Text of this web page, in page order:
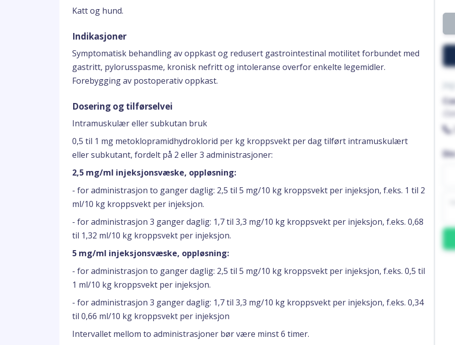
Katt og hund.
Indikasjoner
Symptomatisk behandling av oppkast og redusert gastrointestinal motilitet forbundet med
gastritt, pylorusspasme, kronisk nefritt og intoleranse overfor enkelte legemidler.
Forebygging av postoperativ oppkast.
Dosering og tilførselvei
Intramuskulær eller subkutan bruk
0,5 til 1 mg metoklopramidhydroklorid per kg kroppsvekt per dag tilført intramuskulært
eller subkutant, fordelt på 2 eller 3 administrasjoner:
2,5 mg/ml injeksjonsvæske, oppløsning:
- for administrasjon to ganger daglig: 2,5 til 5 mg/10 kg kroppsvekt per injeksjon, f.eks. 1 til 2
ml/10 kg kroppsvekt per injeksjon.
- for administrasjon 3 ganger daglig: 1,7 til 3,3 mg/10 kg kroppsvekt per injeksjon, f.eks. 0,68
til 1,32 ml/10 kg kroppsvekt per injeksjon.
5 mg/ml injeksjonsvæske, oppløsning:
- for administrasjon to ganger daglig: 2,5 til 5 mg/10 kg kroppsvekt per injeksjon, f.eks. 0,5 til
1 ml/10 kg kroppsvekt per injeksjon.
- for administrasjon 3 ganger daglig: 1,7 til 3,3 mg/10 kg kroppsvekt per injeksjon, f.eks. 0,34
til 0,66 ml/10 kg kroppsvekt per injeksjon
Intervallet mellom to administrasjoner bør være minst 6 timer.